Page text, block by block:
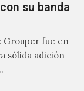
su banda
Grouper fue en
sólida adición